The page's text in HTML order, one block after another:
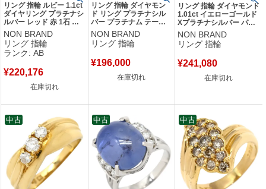
リング 指輪 ルビー 1.1ct
ダイヤリング プラチナシ
ルバー レッド 赤 1石 オ
ーバルミックスカット ダ
イヤモンド 指輪 9号 【中
古】中古品
NON BRAND
リング 指輪
ランク: AB
¥220,176
在庫切れ
リング 指輪 ダイヤモン
ド リング プラチナシル
バー プラチナム テーパ
ード バケット ラウンド
ブリリアント リボンモチ
ーフ 10号 【中古】
NON BRAND
リング 指輪
¥196,000
在庫切れ
リング 指輪 ダイヤモンド
1.01ct イエローゴールド
Xプラチナシルバー パヴ
ェダイヤ 18K 750 YG プ
ラチナ コンビ ダイア
10.5号 【中古】
NON BRAND
リング 指輪
¥241,080
在庫切れ
中古 中古 中古